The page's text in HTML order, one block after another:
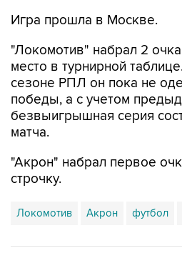
Игра прошла в Москве.
"Локомотив" набрал 2
место в турнирной
сезоне РПЛ он пока не
победы, а с учетом
безвыигрышная серия
матча.
"Акрон" набрал первое
строчку.
Локомотив Акрон футбол